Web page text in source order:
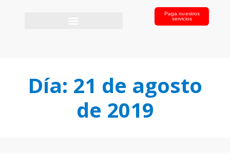
Paga nuestros
servicios
Día: 21 de agosto
de 2019